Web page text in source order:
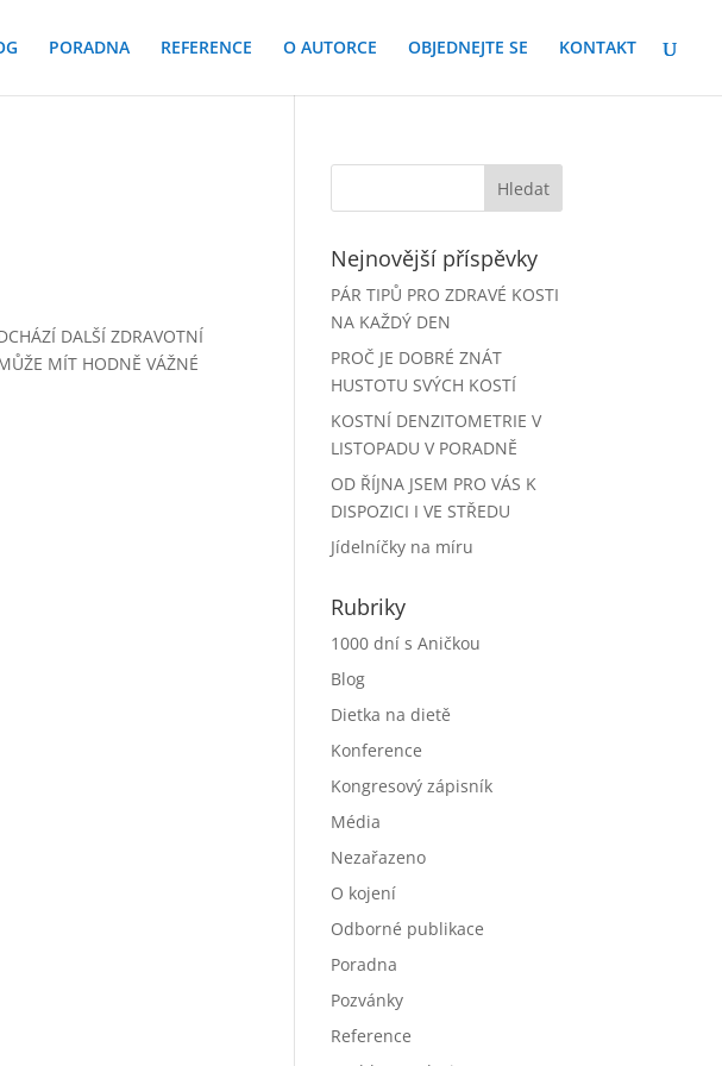
PORADNA REFERENCE O AUTORCE OBJEDNEJTE SE KONTAKT
DALŠÍ ZDRAVOTNÍ
MÍT HODNĚ VÁŽNÉ
Nejnovější příspěvky
PÁR TIPŮ PRO ZDRAVÉ KOSTI
NA KAŽDÝ DEN
PROČ JE DOBRÉ ZNÁT
HUSTOTU SVÝCH KOSTÍ
KOSTNÍ DENZITOMETRIE V
LISTOPADU V PORADNĚ
OD ŘÍJNA JSEM PRO VÁS K
DISPOZICI I VE STŘEDU
Jídelníčky na míru
Rubriky
1000 dní s Aničkou
Blog
Dietka na dietě
Konference
Kongresový zápisník
Média
Nezařazeno
O kojení
Odborné publikace
Poradna
Pozvánky
Reference